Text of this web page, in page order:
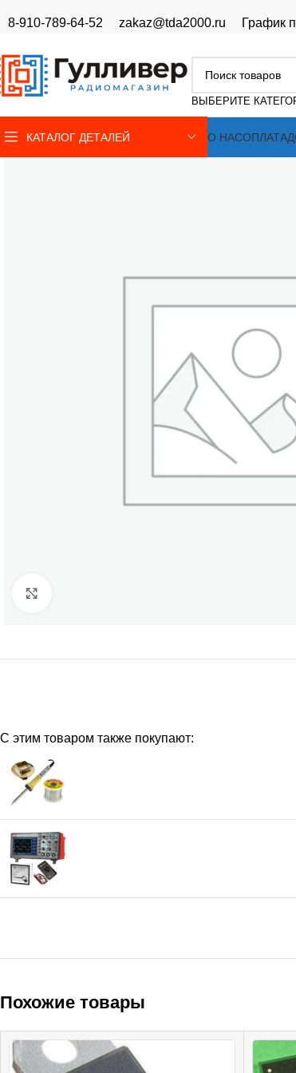
8-910-789-64-52 zakaz@tda2000.ru График
КАТАЛОГ ДЕТАЛЕЙ О НАСОПЛАТА
С этим товаром также покупают:
Похожие товары